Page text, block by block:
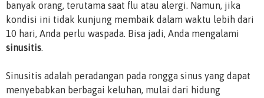
banyak orang, terutama saat flu atau alergi. Namun, jika
kondisi ini tidak kunjung membaik dalam waktu lebih dari
10 hari, Anda perlu waspada. Bisa jadi, Anda mengalami
sinusitis.
Sinusitis adalah peradangan pada rongga sinus yang dapat
menyebabkan berbagai keluhan, mulai dari hidung